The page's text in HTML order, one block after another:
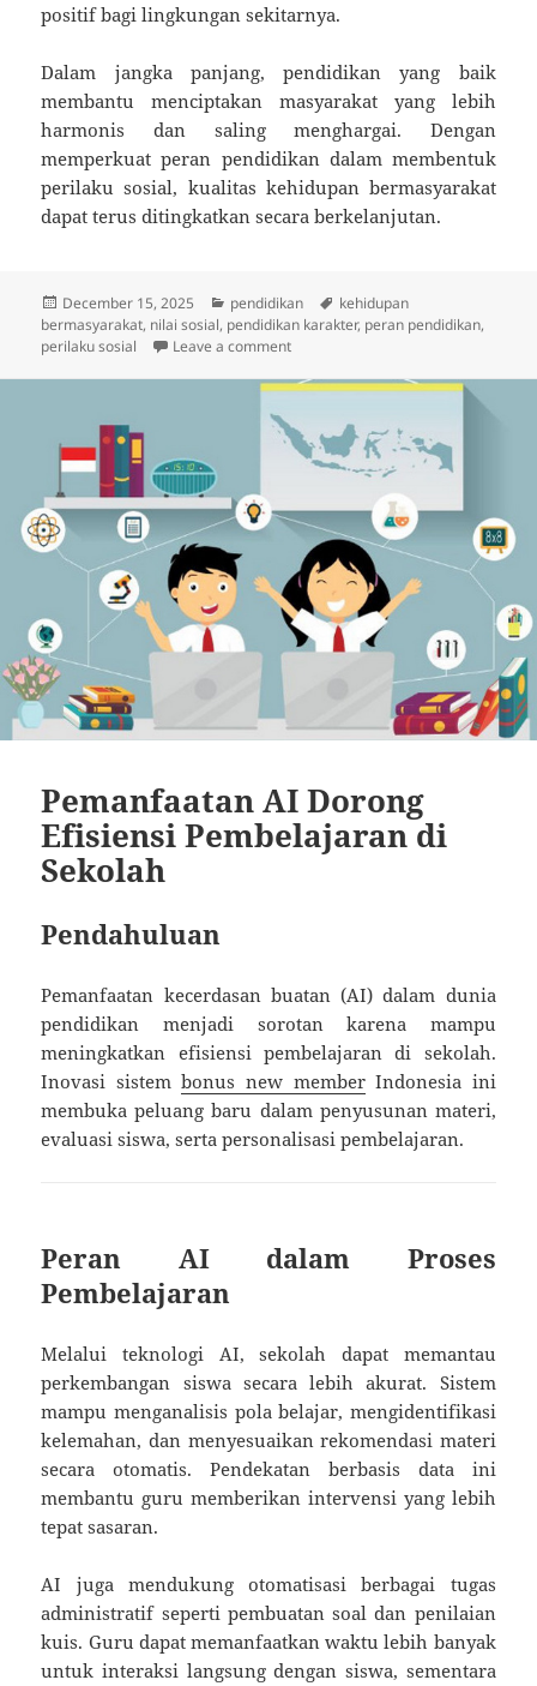
positif bagi lingkungan sekitarnya.
Dalam jangka panjang, pendidikan yang baik
membantu menciptakan masyarakat yang lebih
harmonis dan saling menghargai. Dengan
memperkuat peran pendidikan dalam membentuk
perilaku sosial, kualitas kehidupan bermasyarakat
dapat terus ditingkatkan secara berkelanjutan.
Posted
on
December 15, 2025 Categories
pendidikan Tags
kehidupan
bermasyarakat, nilai sosial, pendidikan karakter, peran pendidikan,
perilaku sosial
Leave a commenton Pengaruh Pendidikan Terhadap
Pemanfaatan AI Dorong
Efisiensi Pembelajaran di
Sekolah
Pendahuluan
Pemanfaatan kecerdasan buatan (AI) dalam dunia
pendidikan menjadi sorotan karena mampu
meningkatkan efisiensi pembelajaran di sekolah.
Inovasi sistembonus new memberIndonesia ini
membuka peluang baru dalam penyusunan materi,
evaluasi siswa, serta personalisasi pembelajaran.
Peran AI dalam Proses
Pembelajaran
Melalui teknologi AI, sekolah dapat memantau
perkembangan siswa secara lebih akurat. Sistem
mampu menganalisis pola belajar, mengidentifikasi
kelemahan, dan menyesuaikan rekomendasi materi
secara otomatis. Pendekatan berbasis data ini
membantu guru memberikan intervensi yang lebih
tepat sasaran.
AI juga mendukung otomatisasi berbagai tugas
administratif seperti pembuatan soal dan penilaian
kuis. Guru dapat memanfaatkan waktu lebih banyak
untuk interaksi langsung dengan siswa, sementara